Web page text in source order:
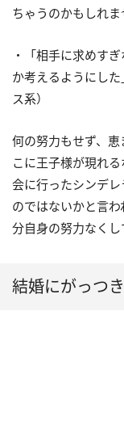
ちゃうのかもしれま
・「相手に求めす
か考えるようにし
ス系）
何の努力もせず、
こに王子様が現れ
会に行ったシンデ
のではないかと言
分自身の努力なくし
結婚にがっつ